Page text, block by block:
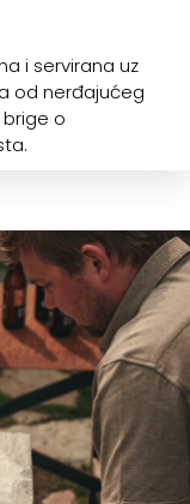
i servirana uz
od nerđajućeg
o